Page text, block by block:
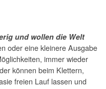
und wollen die Welt
oder eine kleinere Ausgabe
immer wieder
können beim Klettern,
freien Lauf lassen und